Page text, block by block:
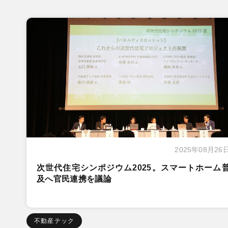
2025年08月26
次世代住宅シンポジウム2025。スマートホーム
及へ官民連携を議論
不動産テック